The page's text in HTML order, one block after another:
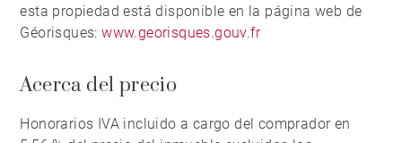
esta propiedad está disponible en la página web de
Géorisques:www.georisques.gouv.fr
Acerca del precio
Honorarios IVA incluido a cargo del comprador en